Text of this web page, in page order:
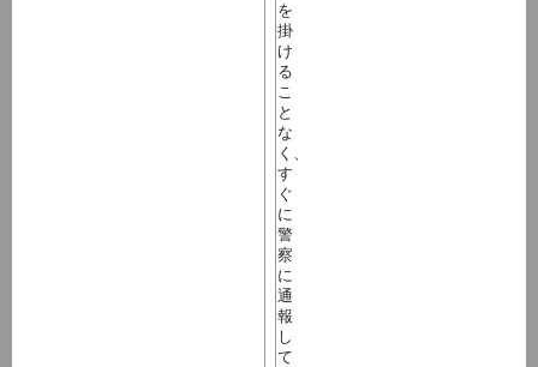
を
掛
け
る
こ
と
な
く、
す
ぐ
に
警
察
に
通
報
し
て